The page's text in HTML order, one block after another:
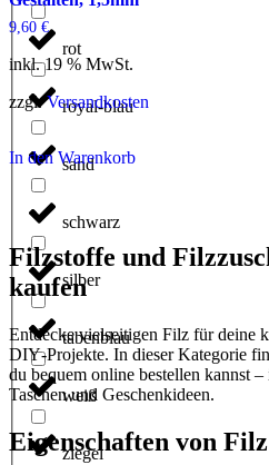
rot
royal-blau
sand
schwarz
silber
tabenblau
weiß
ziegel
9,60 €
inkl. 19 % MwSt.
zzgl.Versandkosten
In den Warenkorb
Filzstoffe und
kaufen
Entdecke vielseitigen Filz für deine
DIY‑Projekte. In dieser Kategorie
du bequem online bestellen kannst
Taschen und Geschenkideen.
Eigenschaften von Filz